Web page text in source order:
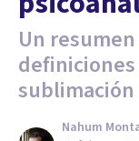
Un
Nahum